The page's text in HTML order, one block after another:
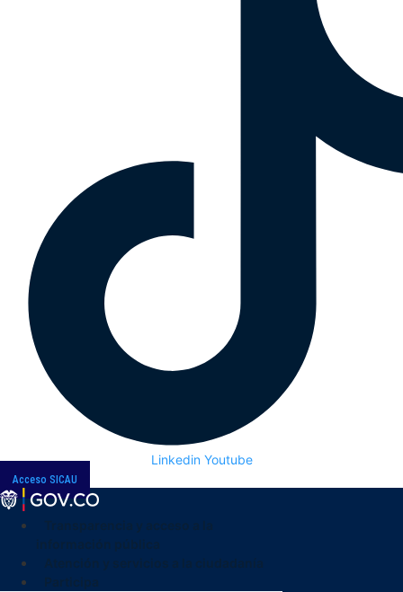
Linkedin Youtube
Acceso SICAU